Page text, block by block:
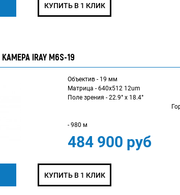
КУПИТЬ В 1 КЛИК
IRAY M6S-19
Объектив - 19 мм
Матрица - 640x512 12um
Поле
Дистанция
- 980 м
484 900 руб
КУПИТЬ В 1 КЛИК